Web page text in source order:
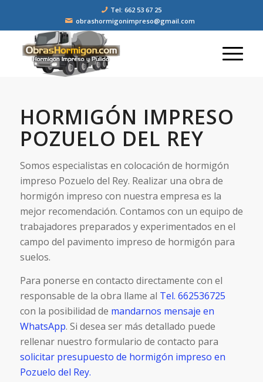
Tel: 662 53 67 25
obrashormigonimpreso@gmail.com
HORMIGÓN IMPRESO
POZUELO DEL REY
Somos especialistas en colocación de hormigón
impreso Pozuelo del Rey. Realizar una obra de
hormigón impreso con nuestra empresa es la
mejor recomendación. Contamos con un equipo de
trabajadores preparados y experimentados en el
campo del pavimento impreso de hormigón para
suelos.
Para ponerse en contacto directamente con el
responsable de la obra llame al Tel. 662536725
con la posibilidad de mandarnos mensaje en
WhatsApp. Si desea ser más detallado puede
rellenar nuestro formulario de contacto para
solicitar presupuesto de hormigón impreso en
Pozuelo del Rey.